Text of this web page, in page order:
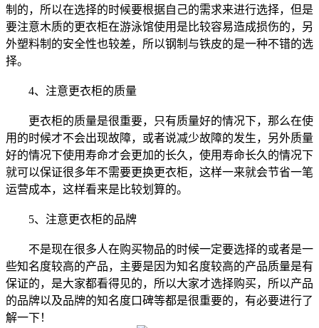
制的，所以在选择的时候要根据自己的需求来进行选择，但是
要注意木质的更衣柜在游泳馆使用是比较容易造成损伤的，另
外塑料制的安全性也较差，所以钢制与铁皮的是一种不错的选
择。
4、注意更衣柜的质量
更衣柜的质量是很重要，只有质量好的情况下，那么在使
用的时候才不会出现故障，或者说减少故障的发生，另外质量
好的情况下使用寿命才会更加的长久，使用寿命长久的情况下
就可以保证很多年不需要更换更衣柜，这样一来就会节省一笔
运营成本，这样看来是比较划算的。
5、注意更衣柜的品牌
不是现在很多人在购买物品的时候一定要选择的或者是一
些知名度较高的产品，主要是因为知名度较高的产品质量是有
保证的，是大家都看得见的，所以大家才选择购买，所以产品
的品牌以及品牌的知名度口碑等都是很重要的，有必要进行了
解一下！